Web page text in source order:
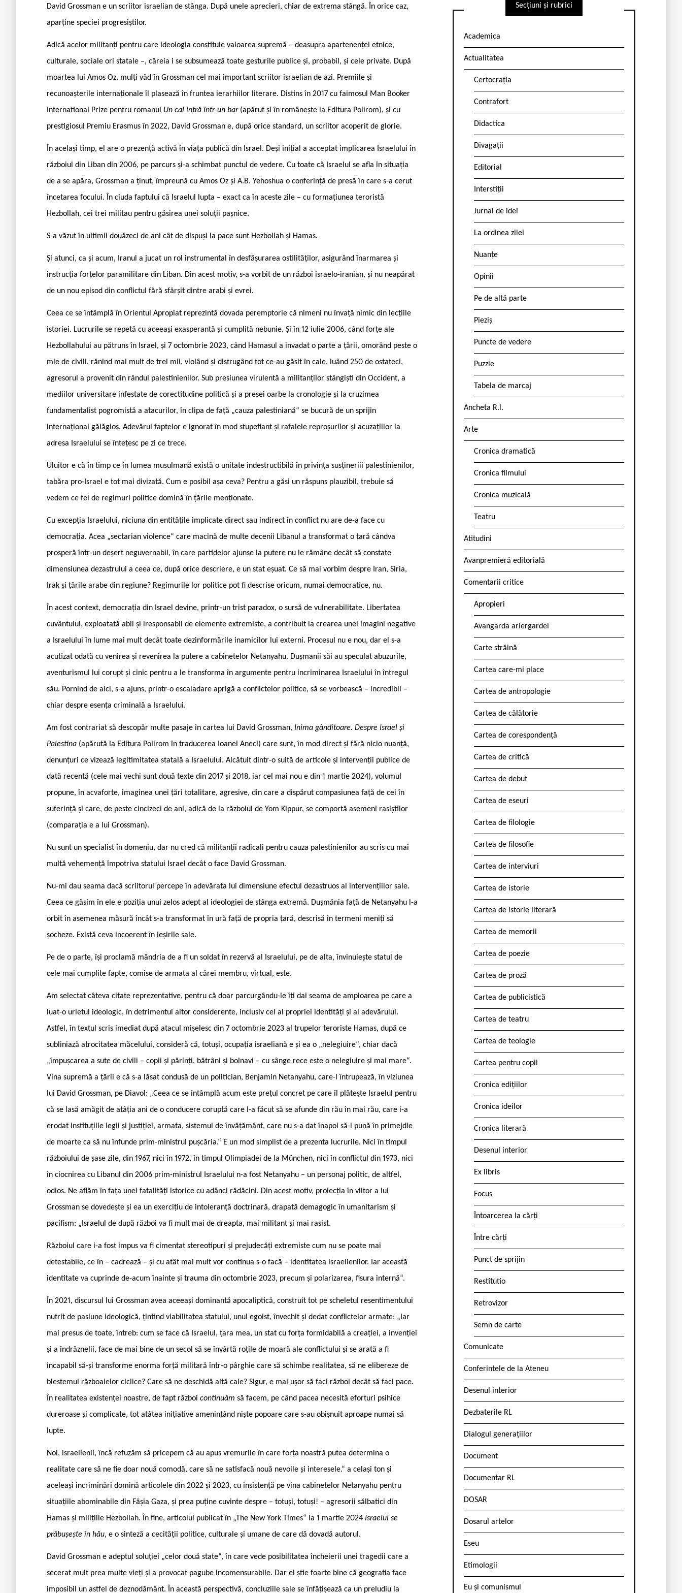
David Grossman e un scriitor israelian de stânga. După unele aprecieri, chiar de extrema stângă. În orice caz,
aparține speciei progresiștilor.
Adică acelor militanți pentru care ideologia constituie valoarea supremă – deasupra apartenenței etnice,
culturale, sociale ori statale –, căreia i se subsumează toate gesturile publice și, probabil, și cele private. După
moartea lui Amos Oz, mulți văd în Grossman cel mai important scriitor israelian de azi. Premiile și
recunoașterile internaționale îl plasează în fruntea ierarhiilor literare. Distins în 2017 cu faimosul Man Booker
International Prize pentru romanul Un cal intră într-un bar (apărut și în românește la Editura Polirom), și cu
prestigiosul Premiu Erasmus în 2022, David Grossman e, după orice standard, un scriitor acoperit de glorie.
În același timp, el are o prezență activă în viața publică din Israel. Deși inițial a acceptat implicarea Israelului în
războiul din Liban din 2006, pe parcurs și-a schimbat punctul de vedere. Cu toate că Israelul se afla în situația
de a se apăra, Grossman a ținut, împreună cu Amos Oz și A.B. Yehoshua o conferință de presă în care s-a cerut
încetarea focului. În ciuda faptului că Israelul lupta – exact ca în aceste zile – cu formațiunea teroristă
Hezbollah, cei trei militau pentru găsirea unei soluții pașnice.
S-a văzut în ultimii douăzeci de ani cât de dispuși la pace sunt Hezbollah și Hamas.
Și atunci, ca și acum, Iranul a jucat un rol instrumental în desfășurarea ostilităților, asigurând înarmarea și
instrucția forțelor paramilitare din Liban. Din acest motiv, s-a vorbit de un război israelo-iranian, și nu neapărat
de un nou episod din conflictul fără sfârșit dintre arabi și evrei.
Ceea ce se întâmplă în Orientul Apropiat reprezintă dovada peremptorie că nimeni nu învață nimic din lecțiile
istoriei. Lucrurile se repetă cu aceeași exasperantă și cumplită nebunie. Și în 12 iulie 2006, când forțe ale
Hezbollahului au pătruns în Israel, și 7 octombrie 2023, când Hamasul a invadat o parte a țării, omorând peste o
mie de civili, rănind mai mult de trei mii, violând și distrugând tot ce-au găsit în cale, luând 250 de ostateci,
agresorul a provenit din rândul palestinienilor. Sub presiunea virulentă a militanților stângiști din Occident, a
mediilor universitare infestate de corectitudine politică și a presei oarbe la cronologie și la cruzimea
fundamentalist pogromistă a atacurilor, în clipa de față „cauza palestiniană“ se bucură de un sprijin
internațional gălăgios. Adevărul faptelor e ignorat în mod stupefiant și rafalele reproșurilor și acuzațiilor la
adresa Israelului se întețesc pe zi ce trece.
Uluitor e că în timp ce în lumea musulmană există o unitate indestructibilă în privința susțineriii palestinienilor,
tabăra pro-Israel e tot mai divizată. Cum e posibil așa ceva? Pentru a găsi un răspuns plauzibil, trebuie să
vedem ce fel de regimuri politice domină în țările menționate.
Cu excepția Israelului, niciuna din entitățile implicate direct sau indirect în conflict nu are de-a face cu
democrația. Acea „sectarian violence“ care macină de multe decenii Libanul a transformat o țară cândva
prosperă într-un deșert neguvernabil, în care partidelor ajunse la putere nu le rămâne decât să constate
dimensiunea dezastrului a ceea ce, după orice descriere, e un stat eșuat. Ce să mai vorbim despre Iran, Siria,
Irak și țările arabe din regiune? Regimurile lor politice pot fi descrise oricum, numai democratice, nu.
În acest context, democrația din Israel devine, printr-un trist paradox, o sursă de vulnerabilitate. Libertatea
cuvântului, exploatată abil și iresponsabil de elemente extremiste, a contribuit la crearea unei imagini negative
a Israelului în lume mai mult decât toate dezinformările inamicilor lui externi. Procesul nu e nou, dar el s-a
acutizat odată cu venirea și revenirea la putere a cabinetelor Netanyahu. Dușmanii săi au speculat abuzurile,
aventurismul lui corupt și cinic pentru a le transforma în argumente pentru incriminarea Israelului în întregul
său. Pornind de aici, s-a ajuns, printr-o escaladare aprigă a conflictelor politice, să se vorbească – incredibil –
chiar despre esența criminală a Israelului.
Am fost contrariat să descopăr multe pasaje în cartea lui David Grossman, Inima gânditoare. Despre Israel și
Palestina (apărută la Editura Polirom în traducerea Ioanei Aneci) care sunt, în mod direct și fără nicio nuanță,
denunțuri ce vizează legitimitatea statală a Israelului. Alcătuit dintr-o suită de articole și intervenții publice de
dată recentă (cele mai vechi sunt două texte din 2017 și 2018, iar cel mai nou e din 1 martie 2024), volumul
propune, în acvaforte, imaginea unei țări totalitare, agresive, din care a dispărut compasiunea față de cei în
suferință și care, de peste cincizeci de ani, adică de la războiul de Yom Kippur, se comportă asemeni rasiștilor
(comparația e a lui Grossman).
Nu sunt un specialist în domeniu, dar nu cred că militanții radicali pentru cauza palestinienilor au scris cu mai
multă vehemență împotriva statului Israel decât o face David Grossman.
Nu-mi dau seama dacă scriitorul percepe în adevărata lui dimensiune efectul dezastruos al intervențiilor sale.
Ceea ce găsim în ele e poziția unui zelos adept al ideologiei de stânga extremă. Dușmănia față de Netanyahu l-a
orbit în asemenea măsură încât s-a transformat în ură față de propria țară, descrisă în termeni meniți să
șocheze. Există ceva incoerent în ieșirile sale.
Pe de o parte, își proclamă mândria de a fi un soldat în rezervă al Israelului, pe de alta, învinuiește statul de
cele mai cumplite fapte, comise de armata al cărei membru, virtual, este.
Am selectat câteva citate reprezentative, pentru că doar parcurgându-le îți dai seama de amploarea pe care a
luat-o urletul ideologic, în detrimentul altor considerente, inclusiv cel al propriei identități și al adevărului.
Astfel, în textul scris imediat după atacul mișelesc din 7 octombrie 2023 al trupelor teroriste Hamas, după ce
subliniază atrocitatea măcelului, consideră că, totuși, ocupația israeliană e și ea o „nelegiuire“, chiar dacă
„împușcarea a sute de civili – copii și părinți, bătrâni și bolnavi – cu sânge rece este o nelegiuire și mai mare“.
Vina supremă a țării e că s-a lăsat condusă de un politician, Benjamin Netanyahu, care-l întrupează, în viziunea
lui David Grossman, pe Diavol: „Ceea ce se întâmplă acum este prețul concret pe care îl plătește Israelul pentru
că se lasă amăgit de atâția ani de o conducere coruptă care l-a făcut să se afunde din rău în mai rău, care i-a
erodat instituțiile legii și justiției, armata, sistemul de învățământ, care nu s-a dat înapoi să-l pună în primejdie
de moarte ca să nu înfunde prim-ministrul pușcăria.“ E un mod simplist de a prezenta lucrurile. Nici în timpul
războiului de șase zile, din 1967, nici în 1972, în timpul Olimpiadei de la München, nici în conflictul din 1973, nici
în ciocnirea cu Libanul din 2006 prim-ministrul Israelului n-a fost Netanyahu – un personaj politic, de altfel,
odios. Ne aflăm în fața unei fatalități istorice cu adânci rădăcini. Din acest motiv, proiecția în viitor a lui
Grossman se dovedește și ea un exercițiu de intoleranță doctrinară, drapată demagogic în umanitarism și
pacifism: „Israelul de după război va fi mult mai de dreapta, mai militant și mai rasist.
Războiul care i-a fost impus va fi cimentat stereotipuri și prejudecăți extremiste cum nu se poate mai
detestabile, ce în – cadrează – și cu atât mai mult vor continua s-o facă – identitatea israelienilor. Iar această
identitate va cuprinde de-acum înainte și trauma din octombrie 2023, precum și polarizarea, fisura internă“.
În 2021, discursul lui Grossman avea aceeași dominantă apocaliptică, construit tot pe scheletul resentimentului
nutrit de pasiune ideologică, țintind viabilitatea statului, unul egoist, învechit și dedat conflictelor armate: „Iar
mai presus de toate, întreb: cum se face că Israelul, țara mea, un stat cu forța formidabilă a creației, a invenției
și a îndrăznelii, face de mai bine de un secol să se învârtă roțile de moară ale conflictului și se arată a fi
incapabil să-și transforme enorma forță militară într-o pârghie care să schimbe realitatea, să ne elibereze de
blestemul războaielor ciclice? Care să ne deschidă altă cale? Sigur, e mai ușor să faci război decât să faci pace.
În realitatea existenței noastre, de fapt război continuăm să facem, pe când pacea necesită eforturi psihice
dureroase și complicate, tot atâtea inițiative amenințând niște popoare care s-au obișnuit aproape numai să
lupte.
Noi, israelienii, încă refuzăm să pricepem că au apus vremurile în care forța noastră putea determina o
realitate care să ne fie doar nouă comodă, care să ne satisfacă nouă nevoile și interesele.“ a celași ton și
aceleași incriminări domină articolele din 2022 și 2023, cu insistență pe vina cabinetelor Netanyahu pentru
situațiile abominabile din Fâșia Gaza, și prea puține cuvinte despre – totuși, totuși! – agresorii sălbatici din
Hamas și milițiile Hezbollah. În fine, articolul publicat în „The New York Times“ la 1 martie 2024 Israelul se
prăbușește în hău, e o sinteză a cecității politice, culturale și umane de care dă dovadă autorul.
David Grossman e adeptul soluției „celor două state“, în care vede posibilitatea încheierii unei tragedii care a
secerat mult prea multe vieți și a provocat pagube incomensurabile. Dar el știe foarte bine că geografia face
imposibil un astfel de deznodământ. În această perspectivă, concluziile sale se înfățișează ca un preludiu la
Secțiuni și rubrici
Academica
Actualitatea
Certocrația
Contrafort
Didactica
Divagații
Editorial
Interstiții
Jurnal de idei
La ordinea zilei
Nuanțe
Opinii
Pe de altă parte
Pieziș
Puncte de vedere
Puzzle
Tabela de marcaj
Ancheta R.l.
Arte
Cronica dramatică
Cronica filmului
Cronica muzicală
Teatru
Atitudini
Avanpremieră editorială
Comentarii critice
Apropieri
Avangarda ariergardei
Carte străină
Cartea care-mi place
Cartea de antropologie
Cartea de călătorie
Cartea de corespondență
Cartea de critică
Cartea de debut
Cartea de eseuri
Cartea de filologie
Cartea de filosofie
Cartea de interviuri
Cartea de istorie
Cartea de istorie literară
Cartea de memorii
Cartea de poezie
Cartea de proză
Cartea de publicistică
Cartea de teatru
Cartea de teologie
Cartea pentru copii
Cronica edițiilor
Cronica ideilor
Cronica literară
Desenul interior
Ex libris
Focus
Întoarcerea la cărți
Între cărți
Punct de sprijin
Restitutio
Retrovizor
Semn de carte
Comunicate
Conferintele de la Ateneu
Desenul interior
Dezbaterile RL
Dialogul generațiilor
Document
Documentar RL
DOSAR
Dosarul artelor
Eseu
Etimologii
Eu și comunismul